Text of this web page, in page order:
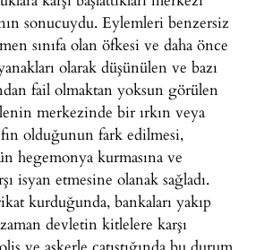
sonucuydu. Eylemleri benzersiz
sınıfa olan öfkesi ve daha önce
olarak düşünülen ve bazı
fail olmaktan yoksun görülen
merkezinde bir ırkın veya
olduğunun fark edilmesi,
hegemonya kurmasına ve
isyan etmesine olanak sağladı.
kurduğunda, bankaları yakıp
devletin kitlelere karşı